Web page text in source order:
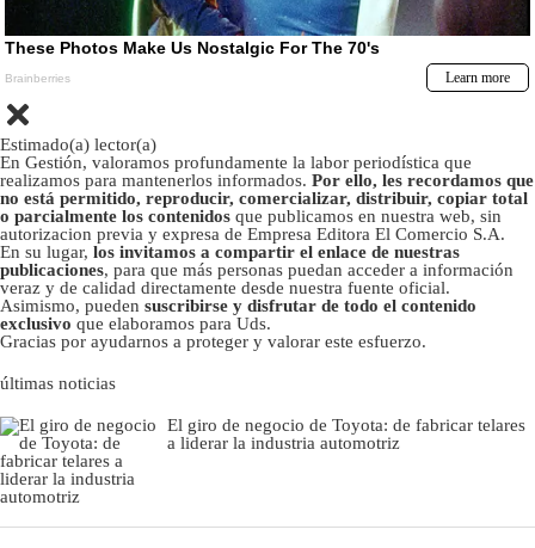
Estimado(a) lector(a)
En Gestión, valoramos profundamente la labor periodística que
realizamos para mantenerlos informados. Por ello, les recordamos que
no está permitido, reproducir, comercializar, distribuir, copiar total
o parcialmente los contenidos que publicamos en nuestra web, sin
autorizacion previa y expresa de Empresa Editora El Comercio S.A.
En su lugar, los invitamos a compartir el enlace de nuestras
publicaciones, para que más personas puedan acceder a información
veraz y de calidad directamente desde nuestra fuente oficial.
Asimismo, pueden suscribirse y disfrutar de todo el contenido
exclusivo que elaboramos para Uds.
Gracias por ayudarnos a proteger y valorar este esfuerzo.
últimas noticias
El giro de negocio de Toyota: de fabricar telares
a liderar la industria automotriz